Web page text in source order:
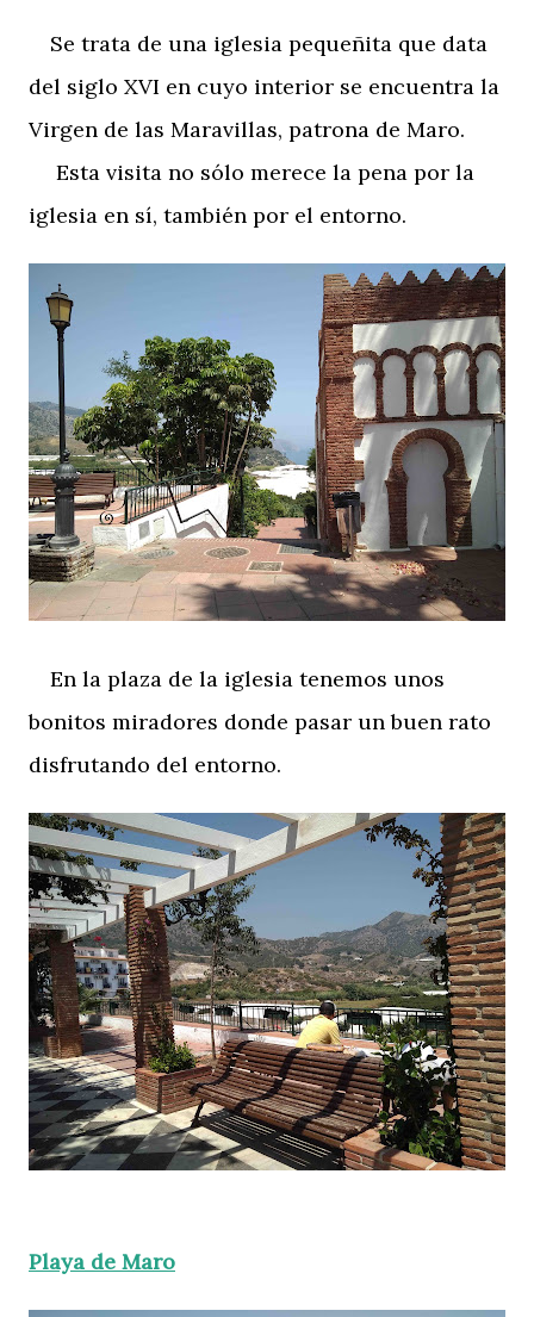
Se trata de una iglesia pequeñita que data
del siglo XVI en cuyo interior se encuentra la
Virgen de las Maravillas, patrona de Maro.
Esta visita no sólo merece la pena por la
iglesia en sí, también por el entorno.
En la plaza de la iglesia tenemos unos
bonitos miradores donde pasar un buen rato
disfrutando del entorno.
Playa de Maro